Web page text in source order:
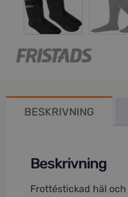
BESKRIVNING
Beskrivning
Frottéstickad häl